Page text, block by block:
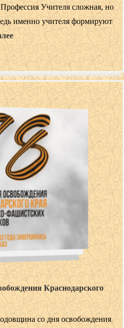
Учителя сложная, но
именно учителя формируют
Краснодарского
со дня освобождения